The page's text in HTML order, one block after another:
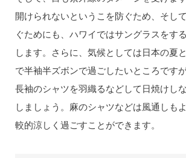
開けられないというこを防ぐため、そし
ぐためにも、ハワイではサングラスをす
します。さらに、気候としては日本の夏
で半袖半ズボンで過ごしたいところです
長袖のシャツを羽織るなどして日焼けし
しましょう。麻のシャツなどは風通しも
較的涼しく過ごすことができます。